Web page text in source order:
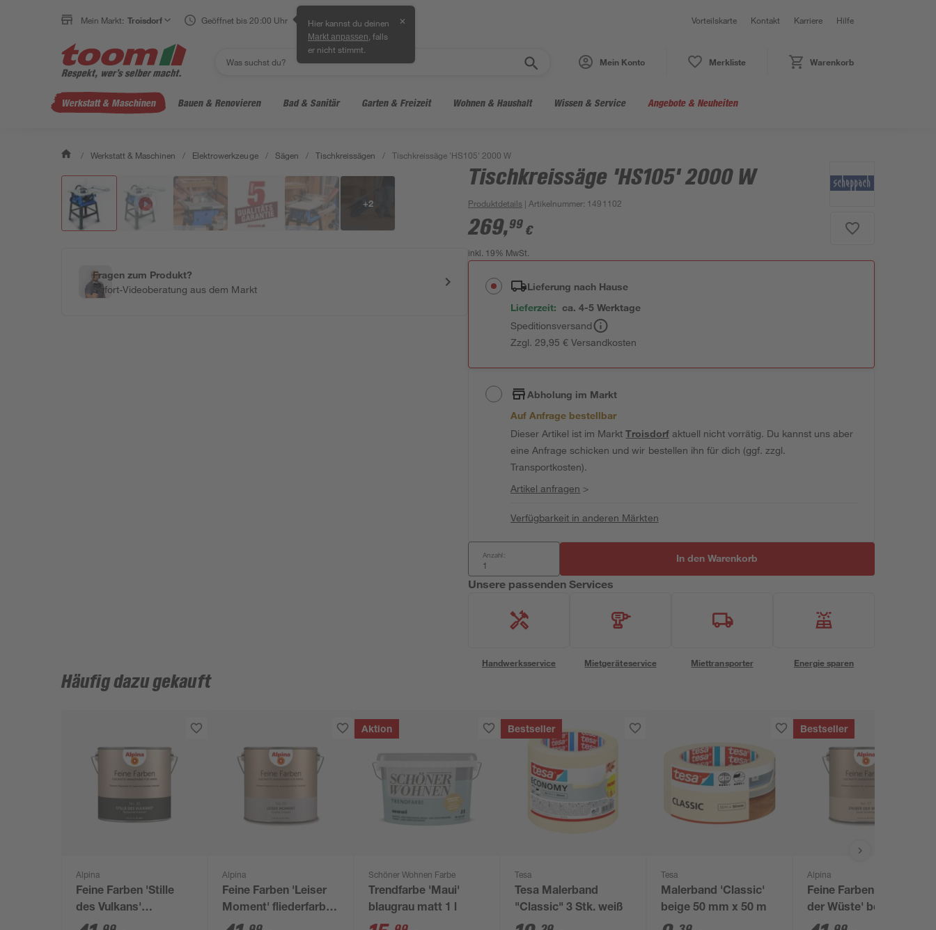
Mein Markt: Troisdorf Geöffnet bis 20:00 Uhr Hier kannst du deinen
Markt anpassen , falls
er nicht stimmt.
✕ Vorteilskarte Kontakt Karriere Hilfe
Mein Konto Merkliste Warenkorb
Werkstatt & Maschinen Bauen & Renovieren Bad & Sanitär Garten & Freizeit Wohnen & Haushalt Wissen & Service Angebote & Neuheiten
/ Werkstatt & Maschinen / Elektrowerkzeuge / Sägen / Tischkreissägen / Tischkreissäge 'HS105' 2000 W
+2
Fragen zum Produkt?
Sofort-Videoberatung aus dem Markt
Tischkreissäge 'HS105' 2000 W
Produktdetails | Artikelnummer: 1491102
269,99 €
inkl. 19% MwSt.
Lieferung nach Hause
Lieferzeit: ca. 4-5 Werktage
Speditionsversand
Zzgl. 29,95 € Versandkosten
Abholung im Markt
Auf Anfrage bestellbar
Dieser Artikel ist im MarktTroisdorfaktuell nicht vorrätig. Du kannst uns aber
eine Anfrage schicken und wir bestellen ihn für dich (ggf. zzgl.
Transportkosten).
Artikel anfragen >
Verfügbarkeit in anderen Märkten
Anzahl: In den Warenkorb
Unsere passenden Services
Handwerksservice Mietgeräteservice Miettransporter Energie sparen
Häufig dazu gekauft
Alpina
Feine Farben 'Stille
des Vulkans'
anthrazitgrau
Alpina
Feine Farben 'Leiser
Moment' fliederfarben
matt 2,5 l
Aktion
Schöner Wohnen Farbe
Trendfarbe 'Maui'
blaugrau matt 1 l
Bestseller
Tesa
Tesa Malerband
"Classic" 3 Stk. weiß
Tesa
Malerband 'Classic'
beige 50 mm x 50 m
Bestseller
Alpina
Feine Farben 'Zauber
der Wüste' beige matt
2,5 l